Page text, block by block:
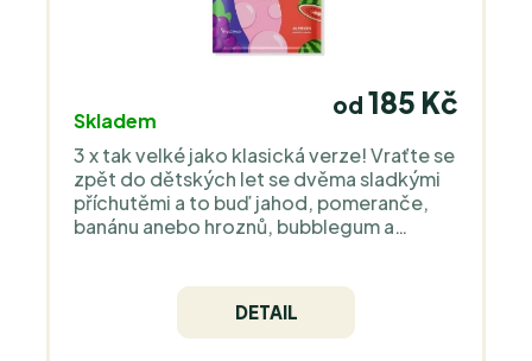
Skladem
od 185 Kč
3 x tak velké jako klasická verze! Vraťte se
zpět do dětských let se dvěma sladkými
příchutěmi a to buď jahod, pomeranče,
banánu anebo hroznů, bubblegum a
sója, lepek, laktóza a další.
DETAIL